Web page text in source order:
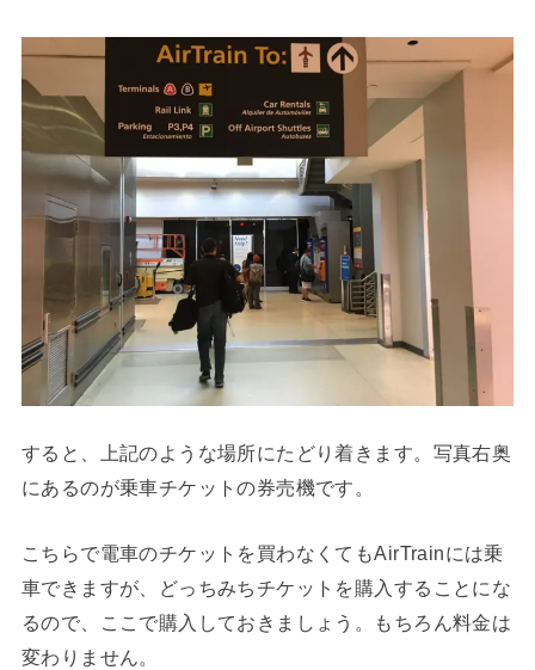
すると、上記のような場所にたどり着きます。写真右奥
にあるのが乗車チケットの券売機です。
こちらで電車のチケットを買わなくてもAirTrainには乗
車できますが、どっちみちチケットを購入することにな
るので、ここで購入しておきましょう。もちろん料金は
変わりません。